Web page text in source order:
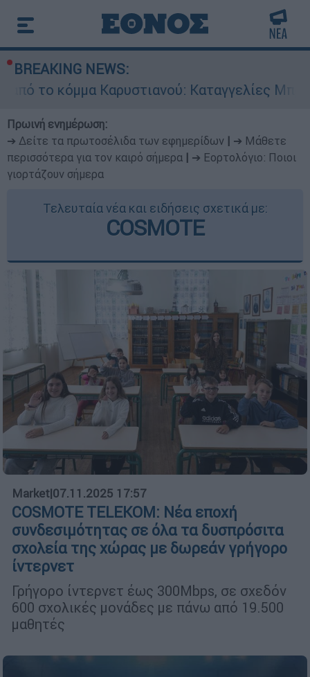
BREAKING NEWS:
Καρυστιανού: Καταγγελίες Μπρουτζάκη
Πρωινή ενημέρωση:
➔ Δείτε τα πρωτοσέλιδα των εφημερίδων
➔ Μάθετε
περισσότερα για τον καιρό σήμερα
➔ Εορτολόγιο: Ποιοι
γιορτάζουν σήμερα
Τελευταία νέα και ειδήσεις σχετικά με:
COSMOTE
Market|07.11.2025 17:57
COSMOTE TELEKOM: Νέα εποχή
συνδεσιμότητας σε όλα τα δυσπρόσιτα
σχολεία της χώρας με δωρεάν γρήγορο
ίντερνετ
Γρήγορο ίντερνετ έως 300Mbps, σε σχεδόν
600 σχολικές μονάδες με πάνω από 19.500
μαθητές